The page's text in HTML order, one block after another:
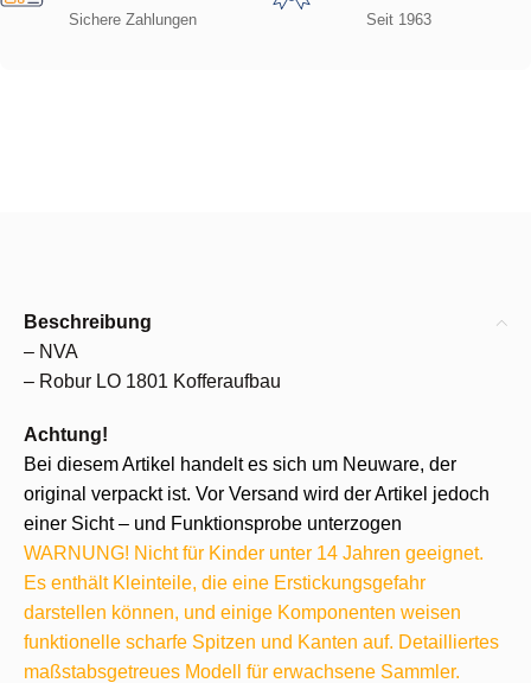
Sichere Zahlungen Seit 1963
Beschreibung
– NVA
– Robur LO 1801 Kofferaufbau
Achtung!
Bei diesem Artikel handelt es sich um Neuware, der
original verpackt ist. Vor Versand wird der Artikel jedoch
einer Sicht – und Funktionsprobe unterzogen
WARNUNG! Nicht für Kinder unter 14 Jahren geeignet.
Es enthält Kleinteile, die eine Erstickungsgefahr
darstellen können, und einige Komponenten weisen
funktionelle scharfe Spitzen und Kanten auf. Detailliertes
maßstabsgetreues Modell für erwachsene Sammler.